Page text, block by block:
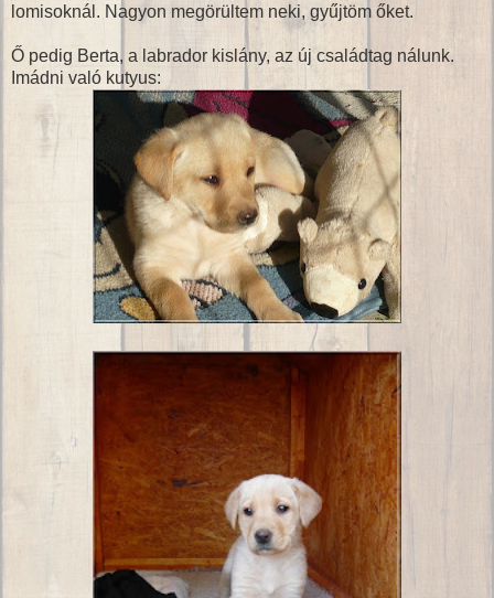
lomisoknál. Nagyon megörültem neki, gyűjtöm őket.
Ő pedig Berta, a labrador kislány, az új családtag nálunk.
Imádni való kutyus: